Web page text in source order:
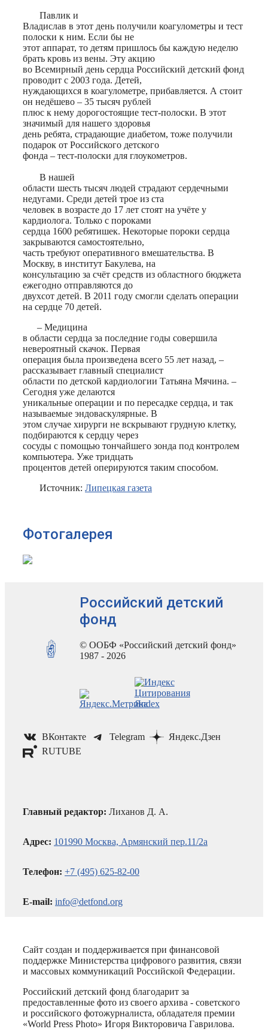
Павлик и
Владислав в этот день получили коагулометры и тест
полоски к ним. Если бы не
этот аппарат, то детям пришлось бы каждую неделю
брать кровь из вены. Эту акцию
во Всемирный день сердца Российский детский фонд
проводит с 2003 года. Детей,
нуждающихся в коагулометре, прибавляется. А стоит
он недёшево – 35 тысяч рублей
плюс к нему дорогостоящие тест-полоски. В этот
значимый для нашего здоровья
день ребята, страдающие диабетом, тоже получили
подарок от Российского детского
фонда – тест-полоски для глоукометров.
В нашей
области шесть тысяч людей страдают сердечными
недугами. Среди детей трое из ста
человек в возрасте до 17 лет стоят на учёте у
кардиолога. Только с пороками
сердца 1600 ребятишек. Некоторые пороки сердца
закрываются самостоятельно,
часть требуют оперативного вмешательства. В
Москву, в институт Бакулева, на
консультацию за счёт средств из областного бюджета
ежегодно отправляются до
двухсот детей. В 2011 году смогли сделать операции
на сердце 70 детей.
– Медицина
в области сердца за последние годы совершила
невероятный скачок. Первая
операция была произведена всего 55 лет назад, –
рассказывает главный специалист
области по детской кардиологии Татьяна Мячина. –
Сегодня уже делаются
уникальные операции и по пересадке сердца, и так
называемые эндоваскулярные. В
этом случае хирурги не вскрывают грудную клетку,
подбираются к сердцу через
сосуды с помощью тончайшего зонда под контролем
компьютера. Уже тридцать
процентов детей оперируются таким способом.
Источник: Липецкая газета
Фотогалерея
Российский детский
фонд
© ООБФ «Российский детский фонд»
1987 - 2026
ВКонтакте Telegram
Яндекс.Дзен
RUTUBE
Главный редактор: Лиханов Д. А.
Адрес: 101990 Москва, Армянский пер.11/2а
Телефон: +7 (495) 625-82-00
E-mail: info@detfond.org
Сайт создан и поддерживается при финансовой
поддержке Министерства цифрового развития, связи
и массовых коммуникаций Российской Федерации.
Российский детский фонд благодарит за
предоставленные фото из своего архива - советского
и российского фотожурналиста, обладателя премии
«World Press Photo» Игоря Викторовича Гаврилова.